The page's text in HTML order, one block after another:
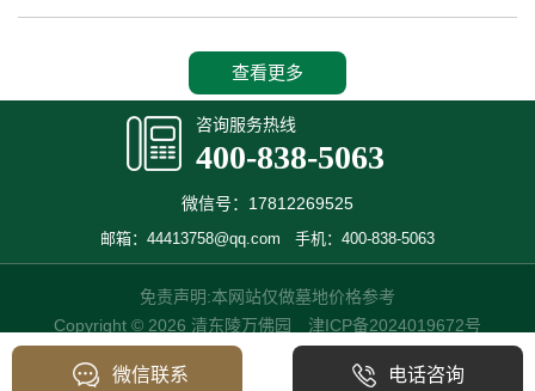
查看更多
咨询服务热线
400-838-5063
微信号：17812269525
邮箱：44413758@qq.com 手机：400-838-5063
免责声明:本网站仅做墓地价格参考
Copyright © 2026 清东陵万佛园 津ICP备2024019672号
微信联系 电话咨询